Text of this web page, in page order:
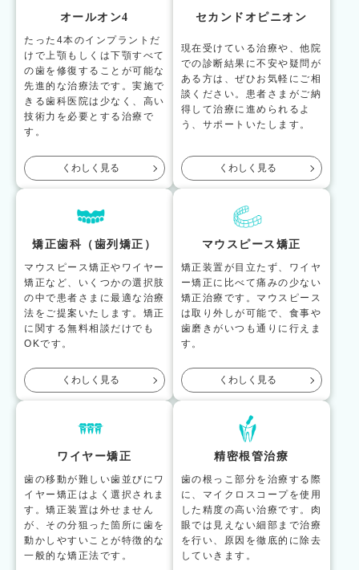
オールオン4
たった4本のインプラントだ
けで上顎もしくは下顎すべて
の歯を修復することが可能な
先進的な治療法です。実施で
きる歯科医院は少なく、高い
技術力を必要とする治療で
す。
くわしく見る
セカンドオピニオン
現在受けている治療や、他院
での診断結果に不安や疑問が
ある方は、ぜひお気軽にご相
談ください。患者さまがご納
得して治療に進められるよ
う、サポートいたします。
くわしく見る
矯正歯科（歯列矯正）
マウスピース矯正やワイヤー
矯正など、いくつかの選択肢
の中で患者さまに最適な治療
法をご提案いたします。矯正
に関する無料相談だけでも
OKです。
くわしく見る
マウスピース矯正
矯正装置が目立たず、ワイヤ
ー矯正に比べて痛みの少ない
矯正治療です。マウスピース
は取り外しが可能で、食事や
歯磨きがいつも通りに行えま
す。
くわしく見る
ワイヤー矯正
歯の移動が難しい歯並びにワ
イヤー矯正はよく選択されま
す。矯正装置は外せません
が、その分狙った箇所に歯を
動かしやすいことが特徴的な
一般的な矯正法です。
精密根管治療
歯の根っこ部分を治療する際
に、マイクロスコープを使用
した精度の高い治療です。肉
眼では見えない細部まで治療
を行い、原因を徹底的に除去
していきます。